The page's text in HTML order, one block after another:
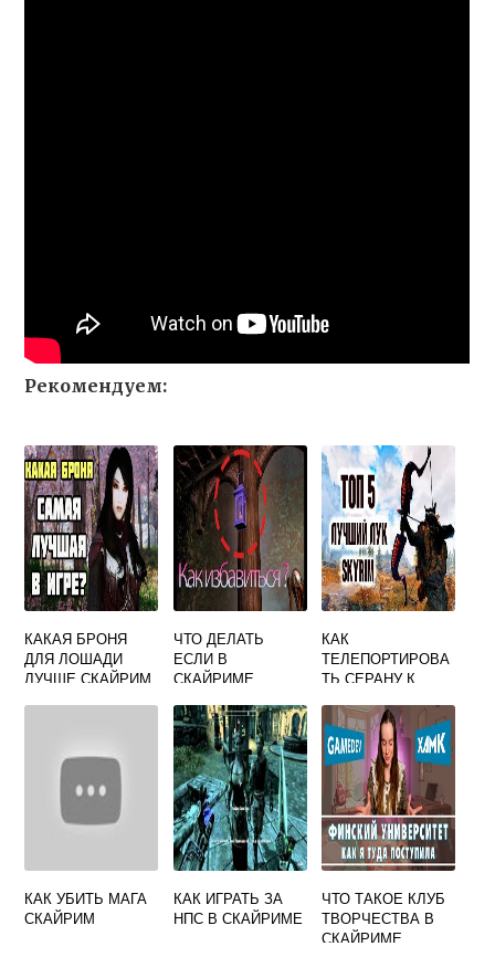
Рекомендуем:
КАКАЯ БРОНЯ
ДЛЯ ЛОШАДИ
ЛУЧШЕ СКАЙРИМ
ЧТО ДЕЛАТЬ
ЕСЛИ В
СКАЙРИМЕ
ТЕКСТУРЫ
КАК
ТЕЛЕПОРТИРОВА
ТЬ СЕРАНУ К
СКАЙРИМЕ
КАК УБИТЬ МАГА
СКАЙРИМ
КАК ИГРАТЬ ЗА
НПС В СКАЙРИМЕ
ЧТО ТАКОЕ КЛУБ
ТВОРЧЕСТВА В
СКАЙРИМЕ